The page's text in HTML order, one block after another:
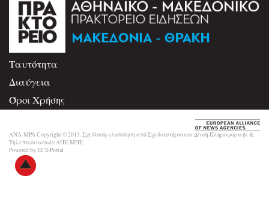
Ταυτότητα
Διαύγεια
Όροι Χρήσης
ANA-MPA Copyright © 2013. Σχεδίαση-υλοποίηση από Σχεδιαστήριο και Δ/νση Πληροφορικής &
Τηλεπικοινωνιών ΑΠΕ-ΜΠΕ.
Powered by ECS-Portal